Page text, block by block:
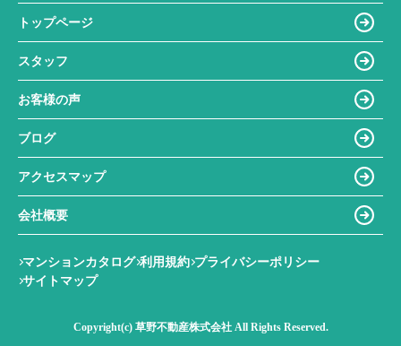
トップページ
スタッフ
お客様の声
ブログ
アクセスマップ
会社概要
マンションカタログ 利用規約 プライバシーポリシー
サイトマップ
Copyright(c) 草野不動産株式会社 All Rights Reserved.